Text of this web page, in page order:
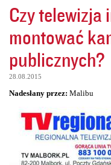
Czy telewizja
montować
publicznych?
28.08.2015
Nadesłany przez: Malibu